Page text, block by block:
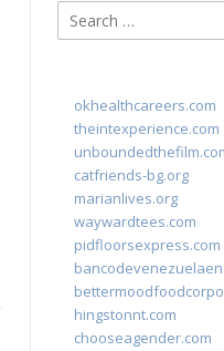
Search
for:
okhealthcareers.com
theintexperience.com
catfriends-bg.org
marianlives.org
waywardtees.com
pidfloorsexpress.com
hingstonnt.com
chooseagender.com